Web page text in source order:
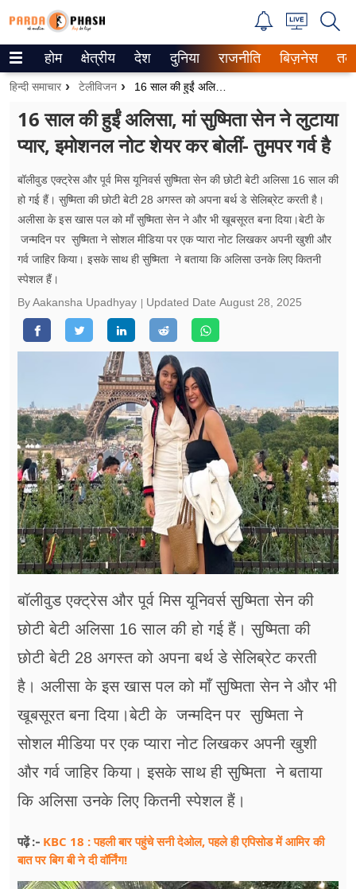
Trending on Google News
वेब स्टोरीज
उत्तर प्रदेश
गैलरी
वीडियो
जीवन मंत्रा
सेहत
ब्‍यूटी
जॉब्स
शिक्षा
अन्य खबरें
होम क्षेत्रीय देश दुनिया राजनीति बिज़नेस
हिन्दी समाचार टेलीविजन 16 साल की हुईं अलिसा, मां सुष्मिता सेन ने लुटाया प्यार, इमोशनल नोट शेयर कर बोलीं- तुमपर गर्व है
16 साल की हुईं अलिसा, मां सुष्मिता सेन ने लुटाया
प्यार, इमोशनल नोट शेयर कर बोलीं- तुमपर गर्व है
बॉलीवुड एक्ट्रेस और पूर्व मिस यूनिवर्स सुष्मिता सेन की छोटी बेटी अलिसा 16 साल की
हो गई हैं। सुष्मिता की छोटी बेटी 28 अगस्त को अपना बर्थ डे सेलिब्रेट करती है।
अलीसा के इस खास पल को माँ सुष्मिता सेन ने और भी खूबसूरत बना दिया।बेटी के
जन्मदिन पर सुष्मिता ने सोशल मीडिया पर एक प्यारा नोट लिखकर अपनी खुशी और
गर्व जाहिर किया। इसके साथ ही सुष्मिता ने बताया कि अलिसा उनके लिए कितनी
स्पेशल हैं।
By Aakansha Upadhyay
Updated Date August 28, 2025
बॉलीवुड एक्ट्रेस और पूर्व मिस यूनिवर्स सुष्मिता सेन की
छोटी बेटी अलिसा 16 साल की हो गई हैं। सुष्मिता की
छोटी बेटी 28 अगस्त को अपना बर्थ डे सेलिब्रेट करती
है। अलीसा के इस खास पल को माँ सुष्मिता सेन ने और भी
खूबसूरत बना दिया।बेटी के जन्मदिन पर सुष्मिता ने
सोशल मीडिया पर एक प्यारा नोट लिखकर अपनी खुशी
और गर्व जाहिर किया। इसके साथ ही सुष्मिता ने बताया
कि अलिसा उनके लिए कितनी स्पेशल हैं।
पढ़ें :- KBC 18 : पहली बार पहुंचे सनी देओल, पहले ही एपिसोड में आमिर की
बात पर बिग बी ने दी वॉर्निंग!